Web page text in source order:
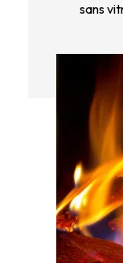
sans